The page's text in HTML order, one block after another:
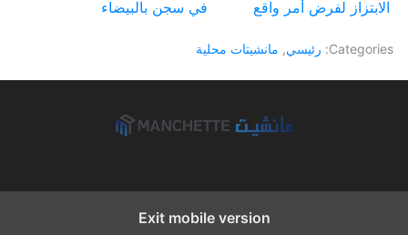
الابتزاز لفرض أمر واقع
في سجن بالبيضاء
Categories: رئيسي, مانشيتات محلية
Exit mobile version